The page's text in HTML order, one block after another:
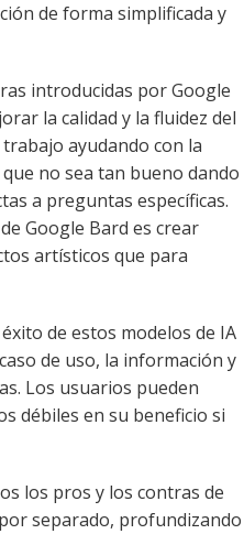
de forma simplificada y
introducidas por Google
la calidad y la fluidez del
ayudando con la
no sea tan bueno dando
a preguntas específicas.
Google Bard es crear
artísticos que para
de estos modelos de IA
de uso, la información y
Los usuarios pueden
débiles en su beneficio si
los pros y los contras de
separado, profundizando